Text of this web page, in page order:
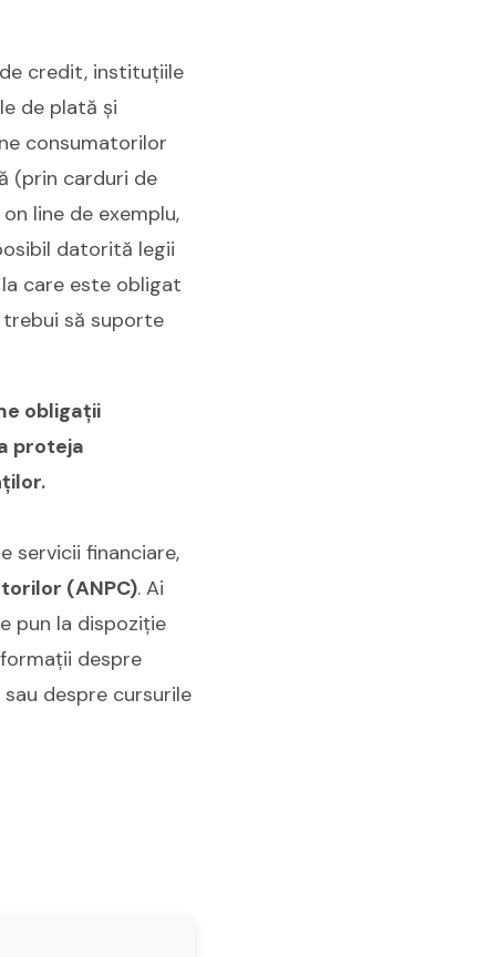
credit, instituțiile
de plată și
consumatorilor
(prin carduri de
line de exemplu,
datorită legii
care este obligat
trebui să suporte
obligații
proteja
servicii financiare,
(ANPC). Ai
pun la dispoziție
despre
despre cursurile